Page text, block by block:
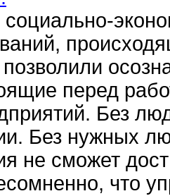
перед
Без
Без нужных
не сможет
что